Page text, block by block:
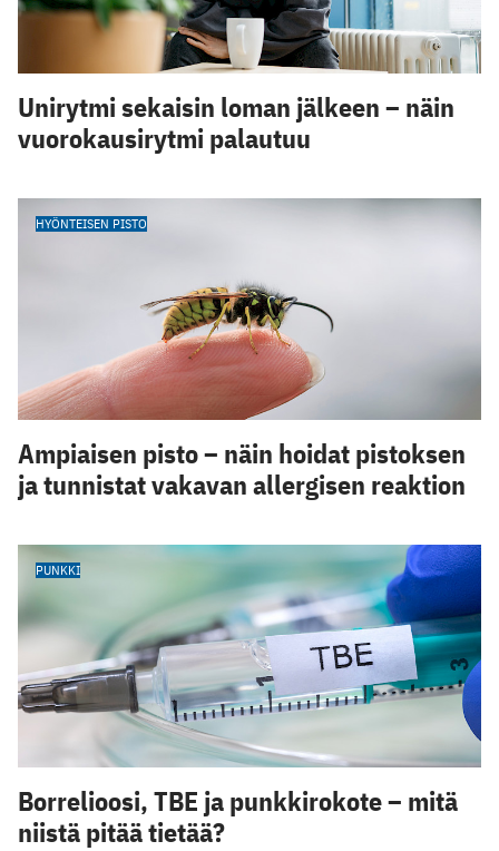
Unirytmi sekaisin loman jälkeen – näin
vuorokausirytmi palautuu
HYÖNTEISEN PISTO
Ampiaisen pisto – näin hoidat pistoksen
ja tunnistat vakavan allergisen reaktion
PUNKKI
Borrelioosi, TBE ja punkkirokote – mitä
niistä pitää tietää?